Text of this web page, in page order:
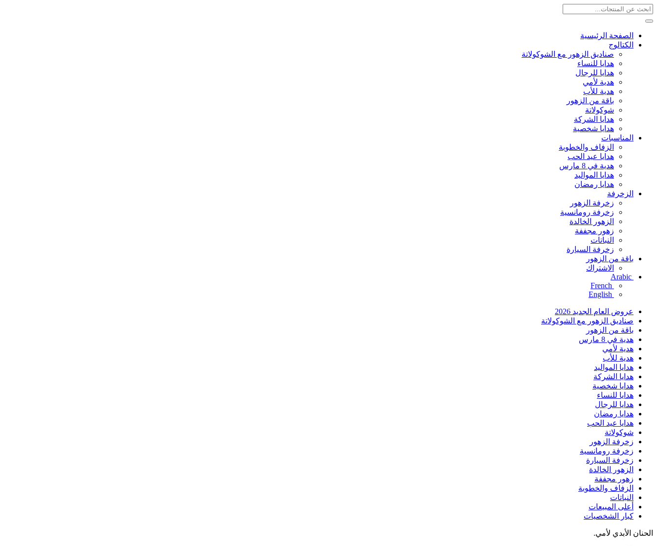
الصفحة الرئيسية
الكتالوج
صناديق الزهور مع الشوكولاتة
هدايا للنساء
هدايا للرجال
هدية لأمي
هدية للأب
باقة من الزهور
شوكولاتة
هدايا الشركة
هدايا شخصية
المناسبات
الزفاف والخطوبة
هدايا عيد الحب
هدية في 8 مارس
هدايا المواليد
هدايا رمضان
الزخرفة
زخرفة الزهور
زخرفة رومانسية
الزهور الخالدة
زهور مجففة
النباتات
زخرفة السيارة
باقة من الزهور
الاشتراك
Arabic
French
English
عروض العام الجديد 2026
صناديق الزهور مع الشوكولاتة
باقة من الزهور
هدية في 8 مارس
هدية لأمي
هدية للأب
هدايا المواليد
هدايا الشركة
هدايا شخصية
هدايا للنساء
هدايا للرجال
هدايا رمضان
هدايا عيد الحب
شوكولاتة
زخرفة الزهور
زخرفة رومانسية
زخرفة السيارة
الزهور الخالدة
زهور مجففة
الزفاف والخطوبة
النباتات
أعلى المبيعات
كبار الشخصيات
الحنان الأبدي لأمي.